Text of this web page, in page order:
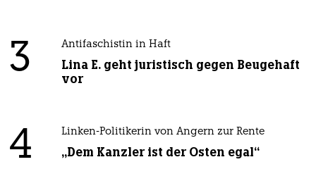
3 Antifaschistin in Haft
Lina E. geht juristisch gegen Beugehaft
vor
4 Linken-Politikerin von Angern zur Rente
„Dem Kanzler ist der Osten egal“